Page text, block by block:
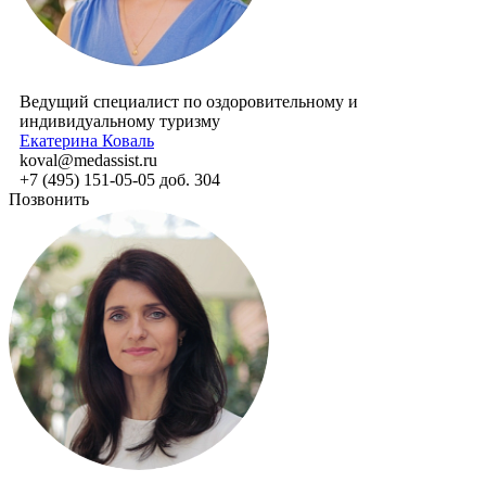
Ведущий специалист по оздоровительному и
индивидуальному туризму
Екатерина Коваль
koval@medassist.ru
+7 (495) 151-05-05 доб. 304
Позвонить